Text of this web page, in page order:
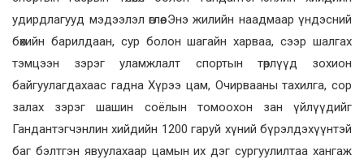
удирдлагууд мэдээлэл өглөө. Энэ жилийн наадмаар үндэсний
бөхийн барилдаан, сур болон шагайн харваа, сээр шалгах
тэмцээн зэрэг уламжлалт спортын төрлүүд зохион
байгуулагдахаас гадна Хүрээ цам, Очирвааны тахилга, сор
залах зэрэг шашин соёлын томоохон зан үйлүүдийг
Гандантэгчэнлин хийдийн 1200 гаруй хүний бүрэлдэхүүнтэй
баг бэлтгэн явуулахаар цамын их дэг сургуулилтаа хангаж